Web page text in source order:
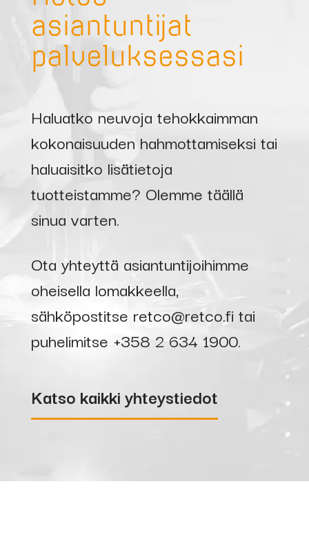
asiantuntijat
palveluksessasi
Haluatko neuvoja tehokkaimman
kokonaisuuden hahmottamiseksi tai
haluaisitko lisätietoja
tuotteistamme? Olemme täällä
sinua varten.
Ota yhteyttä asiantuntijoihimme
oheisella lomakkeella,
sähköpostitse retco@retco.fi tai
puhelimitse +358 2 634 1900.
Katso kaikki yhteystiedot